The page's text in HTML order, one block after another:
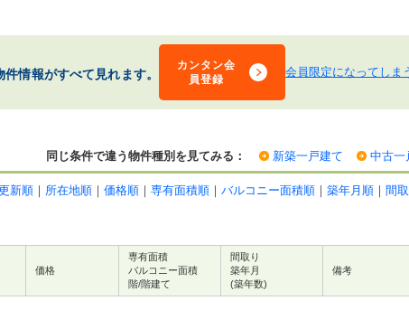
情報がすべて見れます。
カンタン会
員登録
会員限定になってしま
同じ条件で違う物件種別を見てみる： 新築一戸建て 中古一
新順 ｜ 所在地順 ｜ 価格順 ｜ 専有面積順 ｜ バルコニー面積順 ｜ 築年月順 ｜ 間
価格
専有面積
バルコニー面積
階/階建て
間取り
築年月
(築年数)
備考